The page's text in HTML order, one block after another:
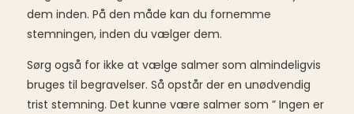
dem inden. På den måde kan du fornemme
stemningen, inden du vælger dem.
Sørg også for ikke at vælge salmer som almindeligvis
bruges til begravelser. Så opstår der en unødvendig
trist stemning. Det kunne være salmer som ” Ingen er